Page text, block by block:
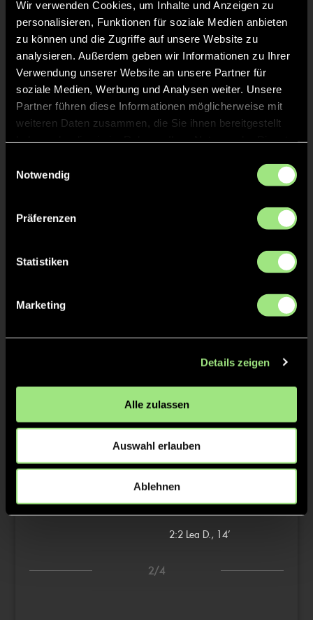
Wir verwenden Cookies, um Inhalte und Anzeigen zu
personalisieren, Funktionen für soziale Medien anbieten
zu können und die Zugriffe auf unsere Website zu
analysieren. Außerdem geben wir Informationen zu Ihrer
Verwendung unserer Website an unsere Partner für
soziale Medien, Werbung und Analysen weiter. Unsere
Partner führen diese Informationen möglicherweise mit
weiteren Daten zusammen, die Sie ihnen bereitgestellt
Notwendig
Präferenzen
Statistiken
Marketing
Details zeigen
Alle zulassen
Auswahl erlauben
Ablehnen
Staff
Svenja SCHUERMANN
1/4
1:0 Clara K., 3’
1:1 Lea D., 7’
2:2 Lea D., 14’
2/4